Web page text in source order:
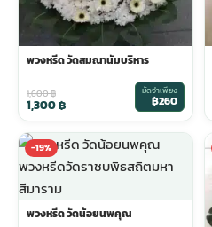
พวงหรีด วัดสมณานัมบริหาร
1,600฿
1,300฿
มัดจำเพียง
฿260
-19%
พวงหรีด วัดน้อยนพคุณ